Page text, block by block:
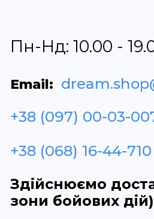
Пн-Нд: 10.00 -
Email:
+38 (097) 00-03-
+38 (068) 16-44-710
Здійснюємо
зони бойових дій)